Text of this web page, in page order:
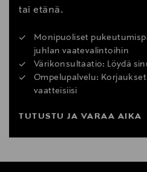
tai etänä.
Monipuoliset
juhlan vaatevalintoihin
Värikonsultaatio: Löydä
Ompelupalvelu:
vaatteisiisi
TUTUSTU JA VARAA AIKA